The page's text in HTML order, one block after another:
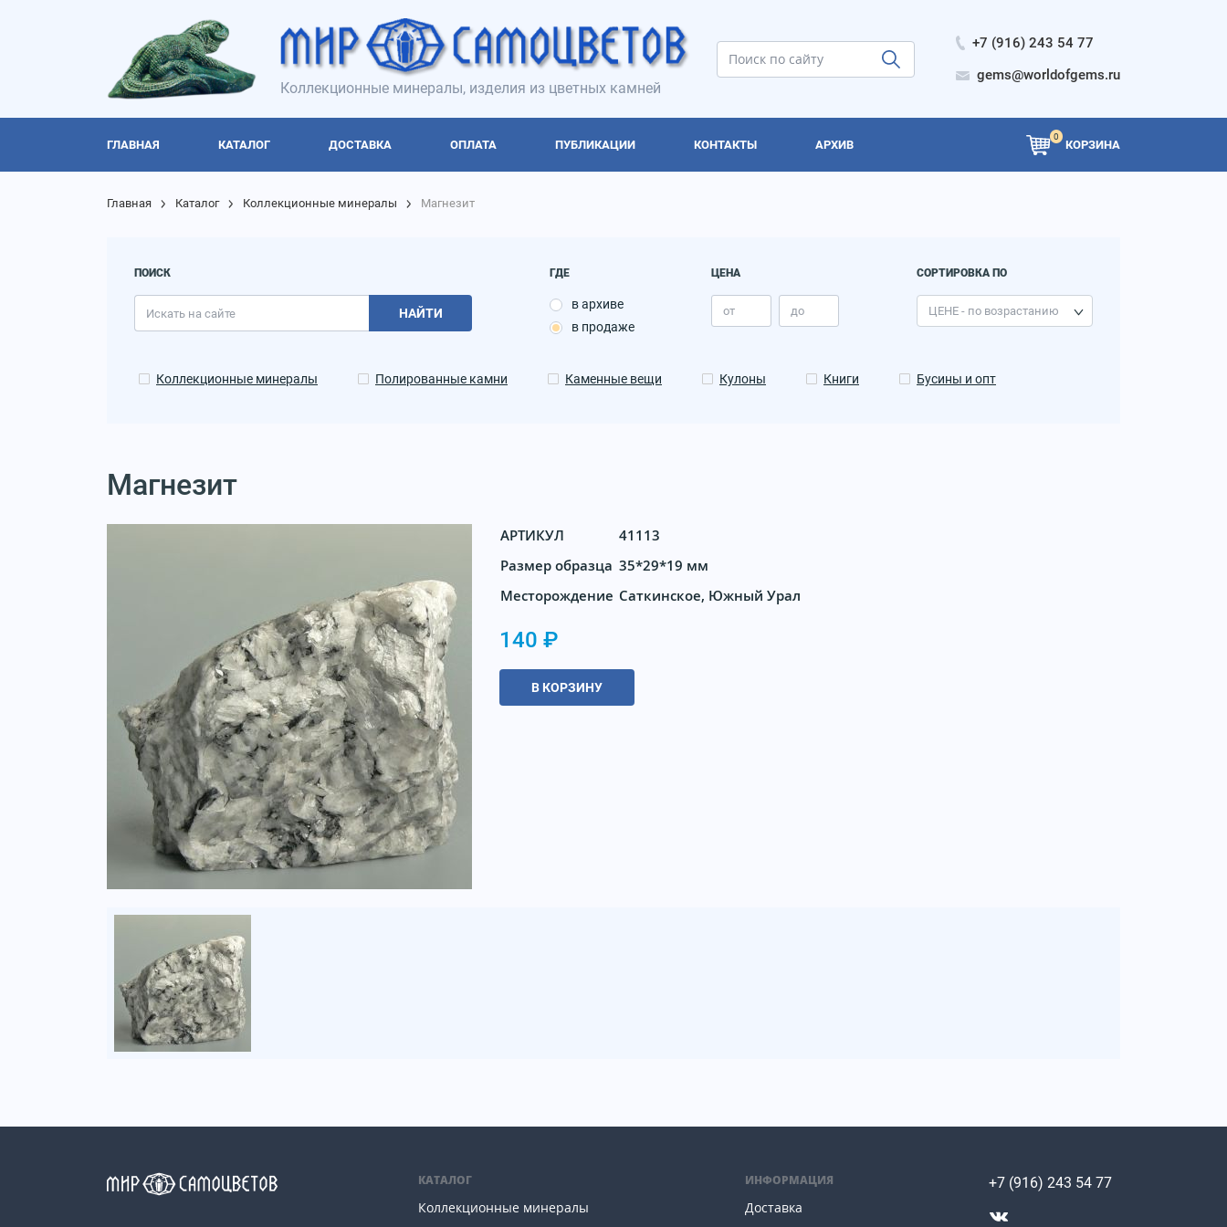
Коллекционные минералы, изделия из цветных камней
+7 (916) 243 54 77
gems@worldofgems.ru
ГЛАВНАЯ КАТАЛОГ ДОСТАВКА ОПЛАТА ПУБЛИКАЦИИ КОНТАКТЫ АРХИВ
0
КОРЗИНА
Главная Каталог Коллекционные минералы Магнезит
ПОИСК
НАЙТИ
ГДЕ
в архиве
в продаже
ЦЕНА СОРТИРОВКА ПО
Коллекционные минералы Полированные камни Каменные вещи Кулоны Книги Бусины и опт
Магнезит
АРТИКУЛ
41113
Размер образца 35*29*19 мм
Месторождение Саткинское, Южный Урал
140 ₽
В КОРЗИНУ
КАТАЛОГ
Коллекционные минералы
ИНФОРМАЦИЯ
Доставка
+7 (916) 243 54 77